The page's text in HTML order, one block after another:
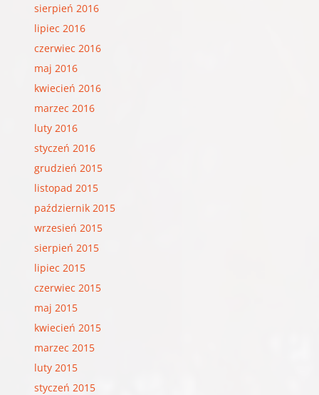
sierpień 2016
lipiec 2016
czerwiec 2016
maj 2016
kwiecień 2016
marzec 2016
luty 2016
styczeń 2016
grudzień 2015
listopad 2015
październik 2015
wrzesień 2015
sierpień 2015
lipiec 2015
czerwiec 2015
maj 2015
kwiecień 2015
marzec 2015
luty 2015
styczeń 2015